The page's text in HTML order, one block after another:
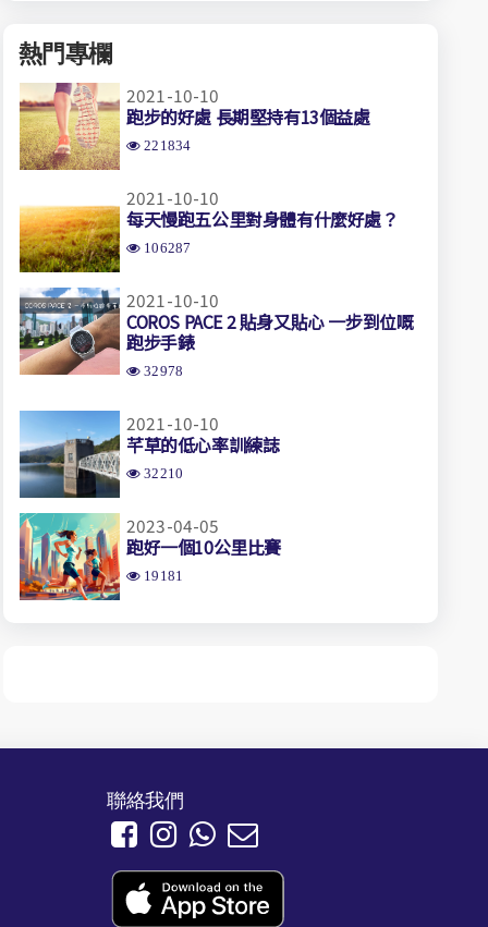
熱門專欄
2021-10-10
跑步的好處 長期堅持有13個益處
221834
2021-10-10
每天慢跑五公里對身體有什麼好處？
106287
2021-10-10
COROS PACE 2 貼身又貼心 一步到位嘅
跑步手錶
32978
2021-10-10
芊草的低心率訓練誌
32210
2023-04-05
跑好一個10公里比賽
19181
聯絡我們